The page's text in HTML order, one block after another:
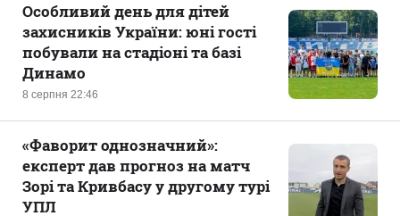
8 серпня 22:46
Особливий день для дітей
захисників України: юні гості
побували на стадіоні та базі
Динамо
«Фаворит однозначний»:
експерт дав прогноз на матч
Зорі та Кривбасу у другому турі
УПЛ